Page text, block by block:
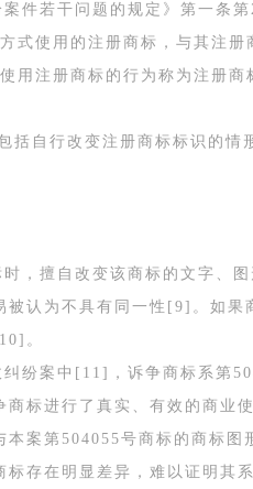
件若干问题的规定》第一条
使用的注册商标，与其注
注册商标的行为称为注册
自行改变注册商标标识的
，擅自改变该商标的文字、
认为不具有同一性[9]。如
。
纷案中[11]，诉争商标系第
标进行了真实、有效的商业
案第504055号商标的商标图
存在明显差异，难以证明其